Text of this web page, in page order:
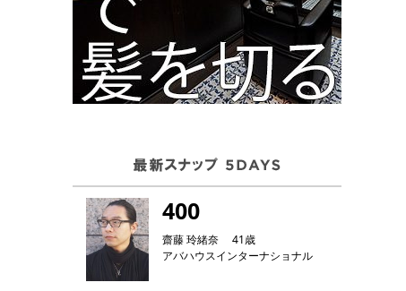
400
齋藤 玲緒奈 41歳
アバハウスインターナショナル